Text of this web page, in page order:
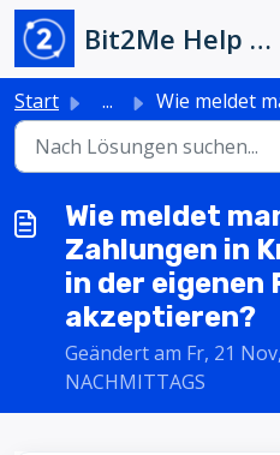
Zum hauptsächlichen Inhalt
Bit2Me Help Center
Start ... Wie meldet man sich an, um Zahlungen in
Wie meldet
Zahlungen in
in der eigenen
akzeptieren?
Geändert am Fr, 21
NACHMITTAGS